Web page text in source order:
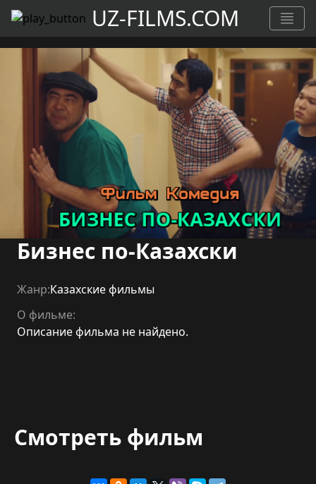
UZ-FILMS.COM
Бизнес по-Казахски
Жанр:Казахские фильмы
О фильме:
Описание фильма не найдено.
Смотреть фильм